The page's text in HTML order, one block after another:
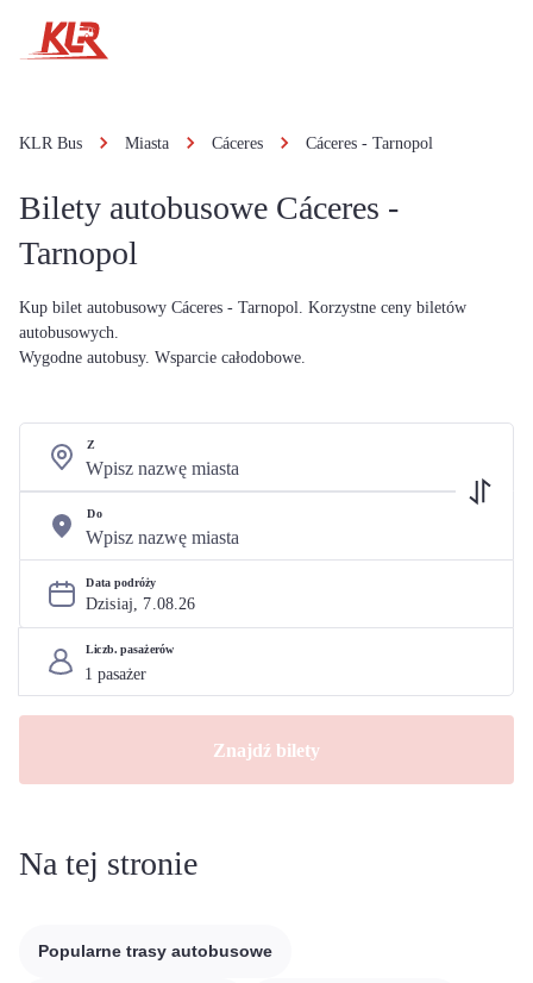
KLR Bus Miasta Cáceres Cáceres - Tarnopol
Bilety autobusowe Cáceres -
Tarnopol
Kup bilet autobusowy Cáceres - Tarnopol. Korzystne ceny biletów
autobusowych.
Wygodne autobusy. Wsparcie całodobowe.
Z
Do
Data podróży
Dzisiaj, 7.08.26
Liczb. pasażerów
Znajdź bilety
Na tej stronie
Popularne trasy autobusowe